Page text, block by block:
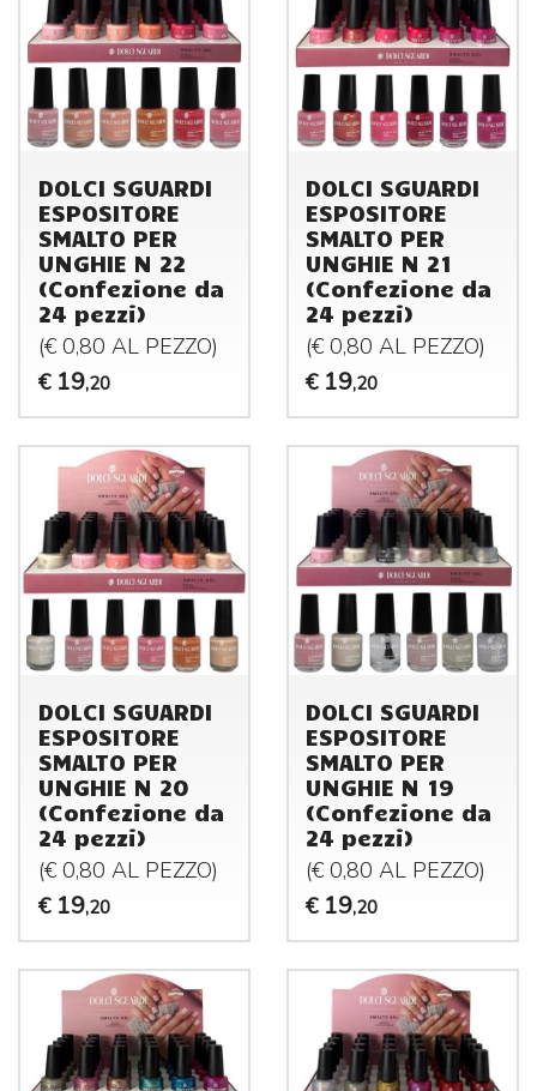
DOLCI SGUARDI
ESPOSITORE
SMALTO PER
UNGHIE N 22
(Confezione da
24 pezzi)
(€ 0,80 AL PEZZO)
€ 19,20
DOLCI SGUARDI
ESPOSITORE
SMALTO PER
UNGHIE N 21
(Confezione da
24 pezzi)
(€ 0,80 AL PEZZO)
€ 19,20
DOLCI SGUARDI
ESPOSITORE
SMALTO PER
UNGHIE N 20
(Confezione da
24 pezzi)
(€ 0,80 AL PEZZO)
€ 19,20
DOLCI SGUARDI
ESPOSITORE
SMALTO PER
UNGHIE N 19
(Confezione da
24 pezzi)
(€ 0,80 AL PEZZO)
€ 19,20